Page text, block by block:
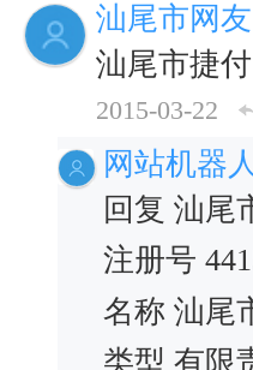
汕尾市网友
汕尾市捷
2015-03-22
网站机器人
回复 汕尾
注册号
名称 汕尾
类型 有限